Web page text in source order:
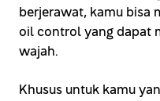
berjerawat, kamu bisa
oil control yang dapat
wajah.
Khusus untuk kamu